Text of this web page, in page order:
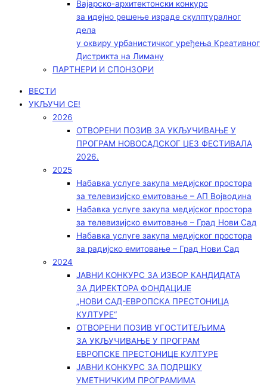
Вајарско-архитектонски конкурс
за идејно решење израде скулптуралног
дела
у оквиру урбанистичког уређења Креативног
Дистрикта на Лиману
ПАРТНЕРИ И СПОНЗОРИ
ВЕСТИ
УКЉУЧИ СЕ!
2026
ОТВОРЕНИ ПОЗИВ ЗА УКЉУЧИВАЊЕ У
ПРОГРАМ НОВОСАДСКОГ ЏЕЗ ФЕСТИВАЛА
2026.
2025
Набавка услуге закупа медијског простора
за телевизијско емитовање – АП Војводинa
Набавка услуге закупа медијског простора
за телевизијско емитовање – Град Нови Сад
Набавка услуге закупа медијског простора
за радијско емитовање – Град Нови Сад
2024
ЈАВНИ КОНКУРС ЗА ИЗБОР КАНДИДАТА
ЗА ДИРЕКТОРА ФОНДАЦИЈЕ
„НОВИ САД-ЕВРОПСКА ПРЕСТОНИЦА
КУЛТУРЕ“
ОТВОРЕНИ ПОЗИВ УГОСТИТЕЉИМА
ЗА УКЉУЧИВАЊЕ У ПРОГРАМ
ЕВРОПСКЕ ПРЕСТОНИЦЕ КУЛТУРЕ
ЈАВНИ КОНКУРС ЗА ПОДРШКУ
УМЕТНИЧКИМ ПРОГРАМИМА